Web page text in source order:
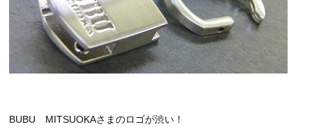
BUBU MITSUOKAさまのロゴが渋い！